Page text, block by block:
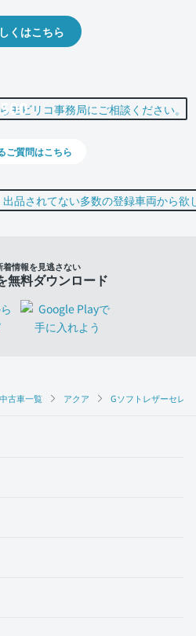
中古車一覧 アクア Gソフトレザーセレ
くはこちら
ご質問はこちら
着情報を見逃さない
無料ダウンロード